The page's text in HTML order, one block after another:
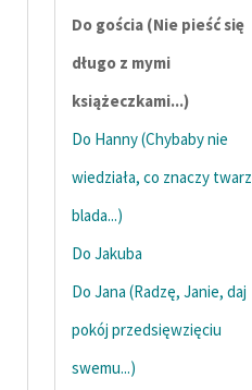
E-kolekcja lektur
szkolnych i literatury do
słuchania dla uczennic i
uczniów z
niepełnosprawnościami
Popularyzacja
skandynawskiej literatury
Ręce pełne poezji
Kolekcje edukacyjne
do domeny publicznej,
Do gościa (Nie pieść się
długo z mymi
książeczkami...)
Do Hanny (Chybaby nie
wiedziała, co znaczy twarz
blada...)
Do Jakuba
Do Jana (Radzę, Janie, daj
pokój przedsięwzięciu
swemu...)